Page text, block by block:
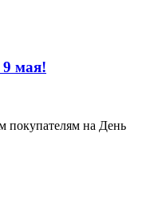
мая!
покупателям на День